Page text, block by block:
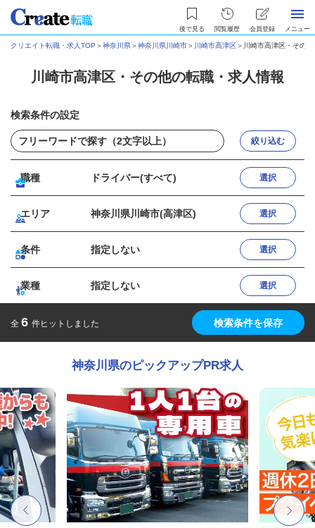
後で見る 閲覧履歴 会員登録 メニュー
クリエイト転職・求人TOP ＞神奈川県＞神奈川県川崎市＞ 川崎市高津区＞ 川崎市高津区・その
川崎市高津区・その他の転職・求人情報
検索条件の設定
絞り込む
職種 ドライバー(すべて) 選択
エリア 神奈川県川崎市(高津区) 選択
条件 指定しない 選択
業種 指定しない 選択
全 6 件ヒットしました 検索条件を保存
神奈川県のピックアップPR求人